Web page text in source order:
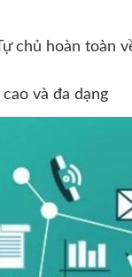
Tự chủ hoàn toàn
và đa dạng